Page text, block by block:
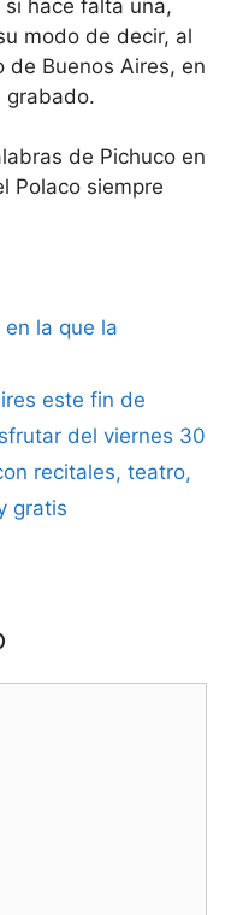
si hace falta una,
modo de decir, al
de Buenos Aires, en
grabado.
de Pichuco en
Polaco siempre
la que la
este fin de
del viernes 30
recitales, teatro,
gratis